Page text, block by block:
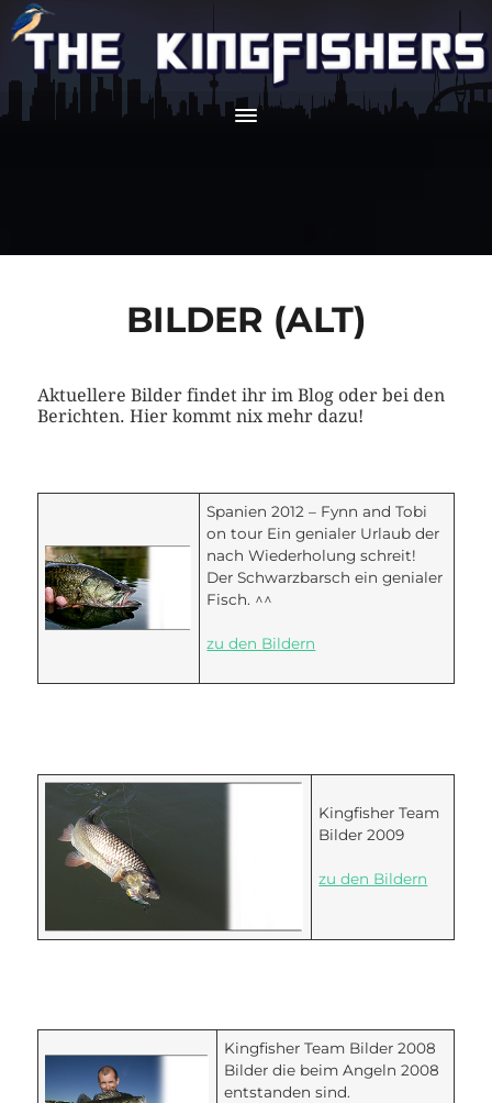
BILDER (ALT)
Aktuellere Bilder findet ihr im Blog oder bei den
Berichten. Hier kommt nix mehr dazu!
Spanien 2012 – Fynn and Tobi
on tour Ein genialer Urlaub der
nach Wiederholung schreit!
Der Schwarzbarsch ein genialer
Fisch. ^^
zu den Bildern
Kingfisher Team
Bilder 2009
zu den Bildern
Kingfisher Team Bilder 2008
Bilder die beim Angeln 2008
entstanden sind.